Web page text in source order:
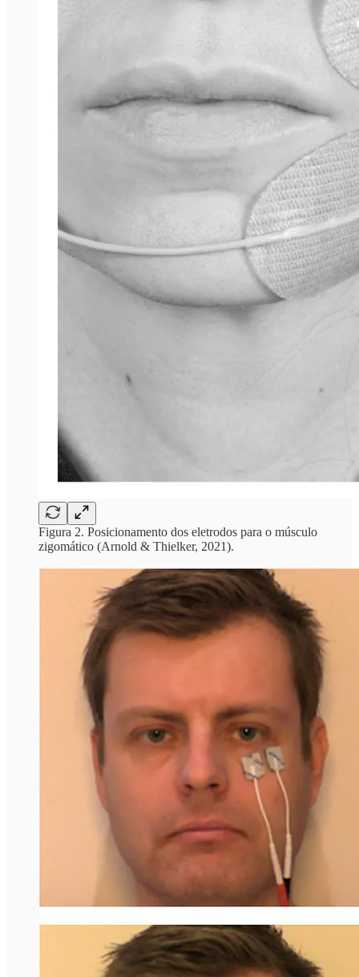
Figura 2. Posicionamento dos eletrodos para o músculo
zigomático (Arnold & Thielker, 2021).